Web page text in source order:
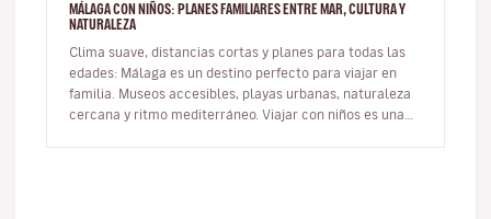
MÁLAGA CON NIÑOS: PLANES FAMILIARES ENTRE MAR, CULTURA Y
NATURALEZA
Clima suave, distancias cortas y planes para todas las
edades: Málaga es un destino perfecto para viajar en
familia. Museos accesibles, playas urbanas, naturaleza
cercana y ritmo mediterráneo. Viajar con niños es una